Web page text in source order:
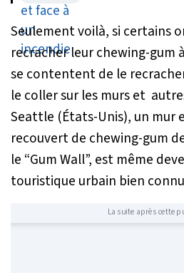
Seulement voilà, si certains
recracher leur chewing-gum
se contentent de le
le coller sur les murs et
Seattle (États-Unis), un mur
recouvert de chewing-gum
le “Gum Wall”, est même
touristique urbain bien
La suite après cette